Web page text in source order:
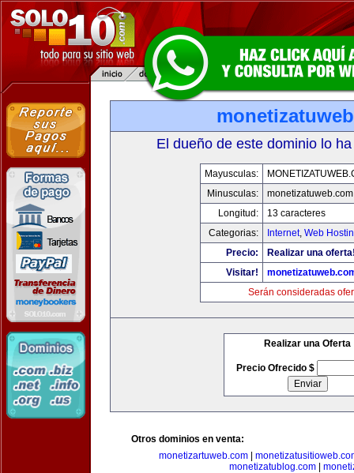
El dueño de este dominio lo
Mayusculas:
Minusculas:
monetizatuweb.com
Longitud:
13 caracteres
Categorias:
Internet, Web
Precio:
Realizar una
Visitar!
Serán consideradas
Realizar una Oferta
Precio Ofrecido $
Otros dominios en venta:
monetizartuweb.com|
monetizatublog.com|